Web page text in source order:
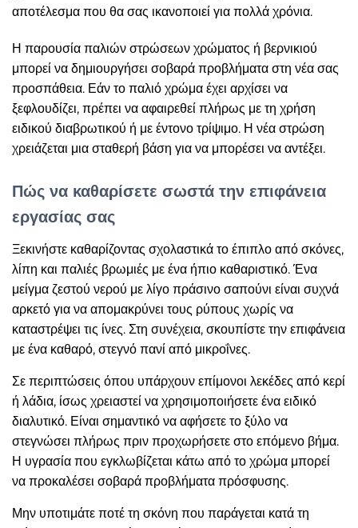
αποτέλεσμα που θα σας ικανοποιεί για πολλά χρόνια.
Η παρουσία παλιών στρώσεων χρώματος ή βερνικιού
μπορεί να δημιουργήσει σοβαρά προβλήματα στη νέα σας
προσπάθεια. Εάν το παλιό χρώμα έχει αρχίσει να
ξεφλουδίζει, πρέπει να αφαιρεθεί πλήρως με τη χρήση
ειδικού διαβρωτικού ή με έντονο τρίψιμο. Η νέα στρώση
χρειάζεται μια σταθερή βάση για να μπορέσει να αντέξει.
Πώς να καθαρίσετε σωστά την επιφάνεια
εργασίας σας
Ξεκινήστε καθαρίζοντας σχολαστικά το έπιπλο από σκόνες,
λίπη και παλιές βρωμιές με ένα ήπιο καθαριστικό. Ένα
μείγμα ζεστού νερού με λίγο πράσινο σαπούνι είναι συχνά
αρκετό για να απομακρύνει τους ρύπους χωρίς να
καταστρέψει τις ίνες. Στη συνέχεια, σκουπίστε την επιφάνεια
με ένα καθαρό, στεγνό πανί από μικροΐνες.
Σε περιπτώσεις όπου υπάρχουν επίμονοι λεκέδες από κερί
ή λάδια, ίσως χρειαστεί να χρησιμοποιήσετε ένα ειδικό
διαλυτικό. Είναι σημαντικό να αφήσετε το ξύλο να
στεγνώσει πλήρως πριν προχωρήσετε στο επόμενο βήμα.
Η υγρασία που εγκλωβίζεται κάτω από το χρώμα μπορεί
να προκαλέσει σοβαρά προβλήματα πρόσφυσης.
Μην υποτιμάτε ποτέ τη σκόνη που παράγεται κατά τη